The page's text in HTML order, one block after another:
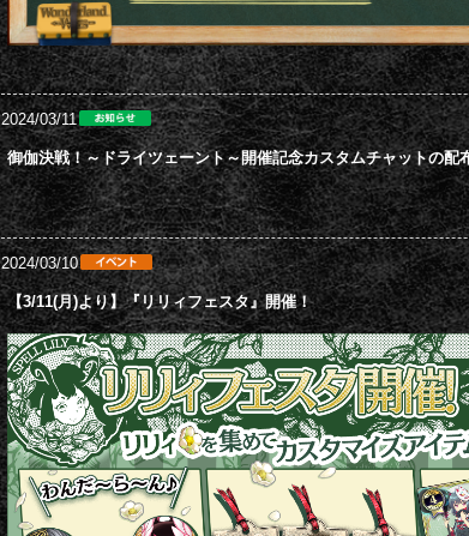
2024/03/11
御伽決戦！～ドライツェーント～開催記念カスタムチャットの配
2024/03/10
【3/11(月)より】『リリィフェスタ』開催！